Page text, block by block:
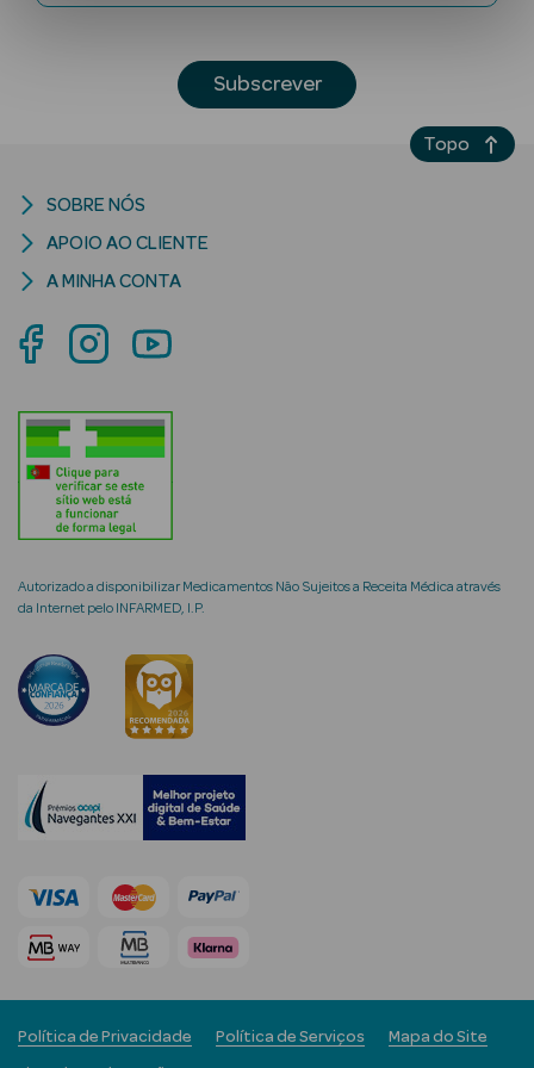
Solares
Rosto
Lábios
Solares Bebé e
Criança
Rosto e
Cosmética
Rosto
Séruns Faciais
Creme de Olhos
envelhecimento
Subscrever
Autorizado a disponibilizar Medicamentos Não Sujeitos a Receita Médica através
da Internet pelo INFARMED, I.P.
SOBRE NÓS
APOIO AO CLIENTE
A MINHA CONTA
Política de Privacidade Política de Serviços Mapa do Site
Topo